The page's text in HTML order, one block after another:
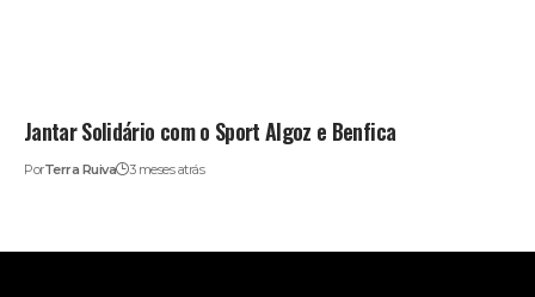
Jantar Solidário com o Sport Algoz e Benfica
PorTerra Ruiva 3 meses atrás